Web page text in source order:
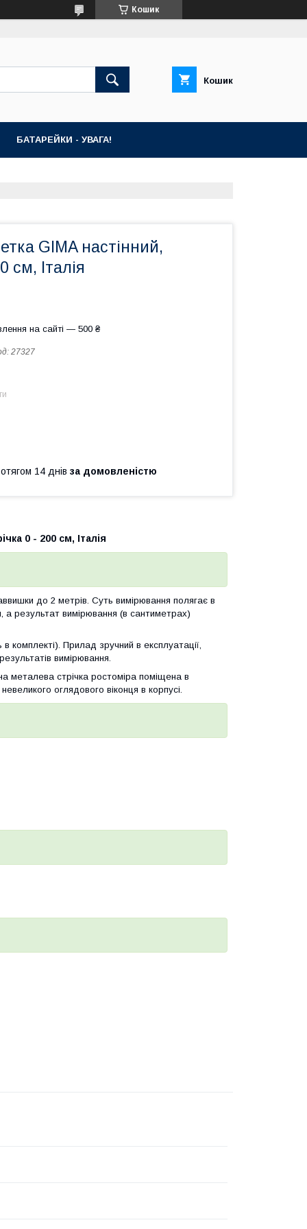
Кошик
Кошик
БАТАРЕЙКИ - УВАГА!
GIMA настінний,
см, Італія
на сайті — 500 ₴
27327
14 днів за домовленістю
0 - 200 см, Італія
до 2 метрів. Суть вимірювання полягає в
результат вимірювання (в сантиметрах)
Прилад зручний в експлуатації,
вимірювання.
металева стрічка ростоміра поміщена в
оглядового віконця в корпусі.